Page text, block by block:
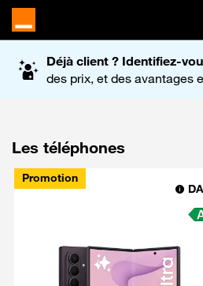
Accueil du site
Déjà client ? Identifiez-
des prix, et des avantages
Les téléphones
Promotion